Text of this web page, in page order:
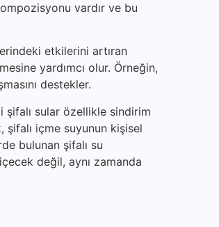
vardır ve bu
etkilerini artıran
yardımcı olur. Örneğin,
destekler.
şifalı sular özellikle sindirim
şifalı içme suyunun kişisel
bulunan şifalı su
değil, aynı zamanda